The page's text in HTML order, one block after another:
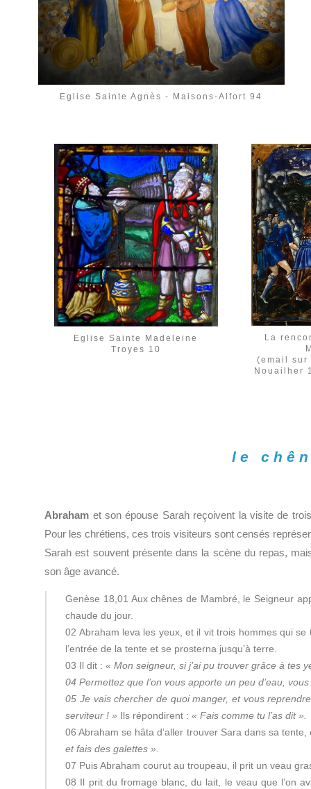
Eglise Sainte Agnès - Maisons-Alfort 94
Eglise Sainte Madeleine
Troyes 10
La
(email
Nouailher
le
Abraham et son épouse Sarah reçoivent la visite de
Pour les chrétiens, ces trois visiteurs sont censés
Sarah est souvent présente dans la scène du repas,
son âge avancé.
Genèse 18,01 Aux chênes de Mambré, le Seigneur
chaude du jour.
02 Abraham leva les yeux, et il vit trois hommes qui
l’entrée de la tente et se prosterna jusqu’à terre.
03 Il dit :« Mon seigneur, si j’ai pu trouver grâce à tes
04 Permettez que l’on vous apporte un peu d’eau,
05 Je vais chercher de quoi manger, et vous
serviteur ! » Ils répondirent :« Fais comme tu l’as dit ».
06 Abraham se hâta d’aller trouver Sara dans sa
et fais des galettes ».
07 Puis Abraham courut au troupeau, il prit un veau
08 Il prit du fromage blanc, du lait, le veau que l’on